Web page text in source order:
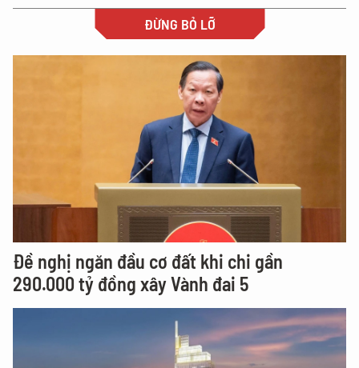
ĐỪNG BỎ LỠ
Đề nghị ngăn đầu cơ đất khi chi gần
290.000 tỷ đồng xây Vành đai 5